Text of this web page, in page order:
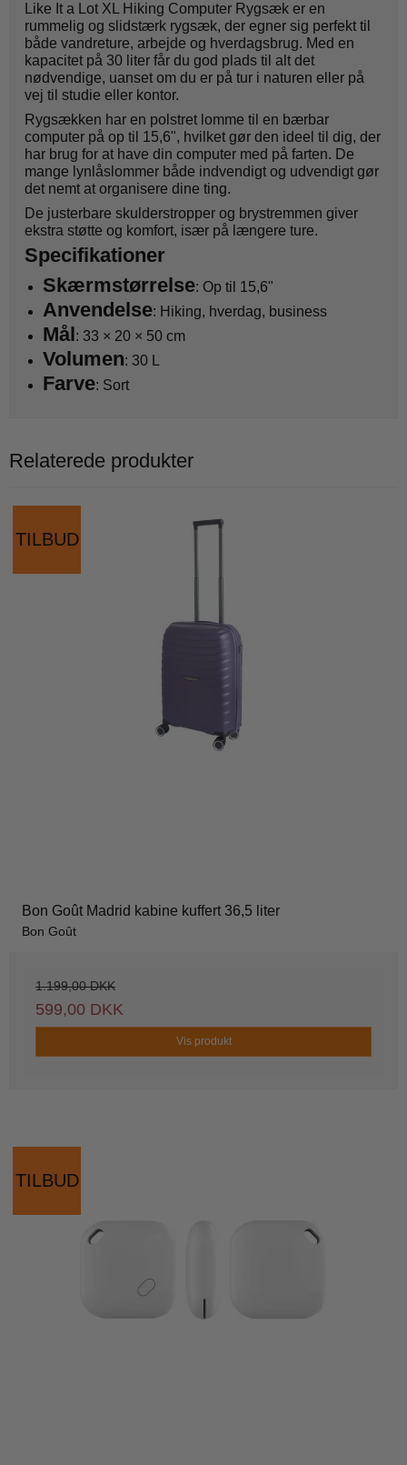
Like It a Lot XL Hiking Computer Rygsæk er en
rummelig og slidstærk rygsæk, der egner sig perfekt til
både vandreture, arbejde og hverdagsbrug. Med en
kapacitet på 30 liter får du god plads til alt det
nødvendige, uanset om du er på tur i naturen eller på
vej til studie eller kontor.
Rygsækken har en polstret lomme til en bærbar
computer på op til 15,6", hvilket gør den ideel til dig, der
har brug for at have din computer med på farten. De
mange lynlåslommer både indvendigt og udvendigt gør
det nemt at organisere dine ting.
De justerbare skulderstropper og brystremmen giver
ekstra støtte og komfort, især på længere ture.
Specifikationer
Skærmstørrelse: Op til 15,6"
Anvendelse: Hiking, hverdag, business
Mål: 33 × 20 × 50 cm
Volumen: 30 L
Farve: Sort
Relaterede produkter
TILBUD
Bon Goût Madrid kabine kuffert 36,5 liter
Bon Goût
1.199,00 DKK
599,00 DKK
Vis produkt
TILBUD